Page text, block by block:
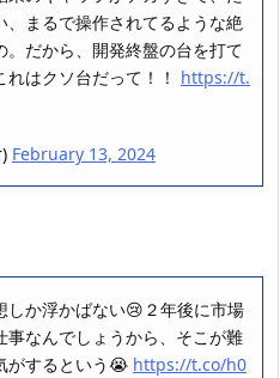
まるで操作されてるような絶
だから、開発終盤の台を打て
はクソ台だって！！ https://t.
February 13, 2024
か浮かばない😢２年後に市場
なんでしょうから、そこが難
がするという😭 https://t.co/h0